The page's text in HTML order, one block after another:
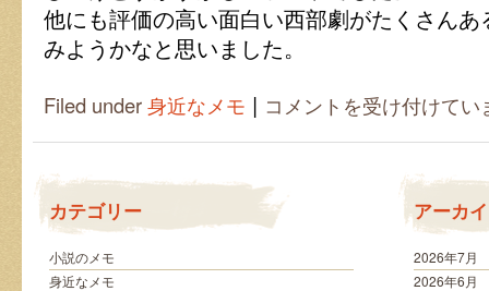
他にも評価の高い面白い西部劇がたくさん
みようかなと思いました。
Filed under身近なメモ |
西
部
コメントを受け付けてい
カテゴリー
小説のメモ
身近なメモ
アーカ
2026年7月
2026年6月